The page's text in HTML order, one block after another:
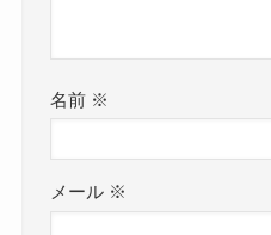
名前 ※
メール ※